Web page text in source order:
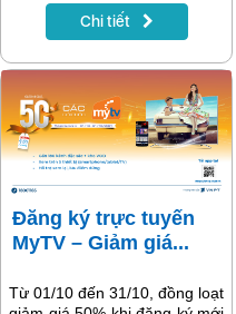
trực tiếp trận thi đấu giữa 2
đội tuyển Việt Nam - Trung
của vòng loại 3 WC 2022 trên
hệ thống truyền hình và ứng
dụng MyTV OTT trong tháng
10 này.
Chi tiết
Đăng ký trực tuyến
MyTV – Giảm giá...
Từ 01/10 đến 31/10, đồng loạt